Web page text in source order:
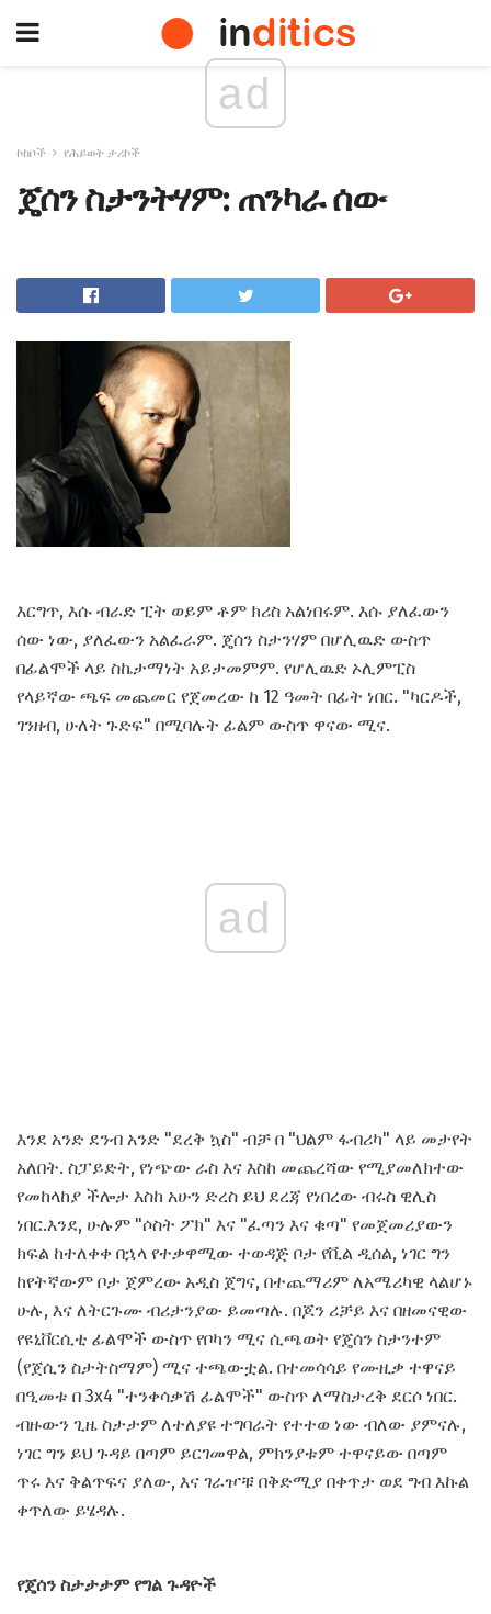
ad
ኮከቦች የሕይወት ታሪኮች
ጄሰን ስታንትሃም: ጠንካራ ሰው
እርግጥ, እሱ ብራድ ፒት ወይም ቶም ክሪስ አልነበሩም. እሱ ያለፈውን
ሰው ነው, ያለፈውን አልፈራም. ጄሰን ስታንሃም በሆሊዉድ ውስጥ
በፊልሞች ላይ ስኬታማነት አይታመምም. የሆሊዉድ ኦሊምፒስ
የላይኛው ጫፍ መጨመር የጀመረው ከ 12 ዓመት በፊት ነበር. "ካርዶች,
ገንዘብ, ሁለት ጉድፍ" በሚባሉት ፊልም ውስጥ ዋናው ሚና.
ad
እንደ አንድ ደንብ አንድ "ደረቅ ኳስ" ብቻ በ "ህልም ፋብሪካ" ላይ መታየት
አለበት. ስፓይድት, የነጭው ራስ እና እስከ መጨረሻው የሚያመለክተው
የመከላከያ ችሎታ እስከ አሁን ድረስ ይህ ደረጃ የነበረው ብሩስ ዊሊስ
ነበር.እንደ, ሁሉም "ሶስት ፖክ" እና "ፈጣን እና ቁጣ" የመጀመሪያውን
ክፍል ከተለቀቀ በኋላ የተቃዋሚው ተወዳጅ ቦታ የቪል ዲሰል, ነገር ግን
ከየትኛውም ቦታ ጀምረው አዲስ ጀግና, በተጨማሪም ለአሜሪካዊ ላልሆኑ
ሁሉ, እና ለትርጉሙ ብሪታንያው ይመጣሉ. በጆን ሪቻይ እና በዘመናዊው
የዩኒቨርሲቲ ፊልሞች ውስጥ የቦካን ሚና ሲጫወት የጄሰን ስታንተም
(የጀሲን ስታትስማም) ሚና ተጫውቷል. በተመሳሳይ የሙዚቃ ተዋናይ
በዒመቱ በ 3x4 "ተንቀሳቃሽ ፊልሞች" ውስጥ ለማስታረቅ ደርሶ ነበር.
ብዙውን ጊዜ ስታታም ለተለያዩ ተግባራት የተተወ ነው ብለው ያምናሉ,
ነገር ግን ይህ ጉዳይ በጣም ይርገመዋል, ምክንያቱም ተዋናይው በጣም
ጥሩ እና ቅልጥፍና ያለው, እና ገራዦቹ በቅድሚያ በቀጥታ ወደ ግብ እኩል
ቀጥለው ይሄዳሉ.
የጄሰን ስታታታም የግል ጉዳዮች